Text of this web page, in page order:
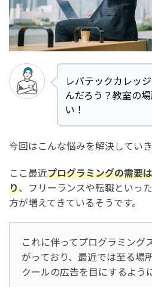
レバテックカレッ
んだろう？教室の
い！
今回はこんな悩みを解決していき
ここ最近プログラミングの需要
り、フリーランスや転職といっ
方が増えてきているそうです。
これに伴ってプログラミング
がっており、最近では至る場
クールの広告を目にするよう